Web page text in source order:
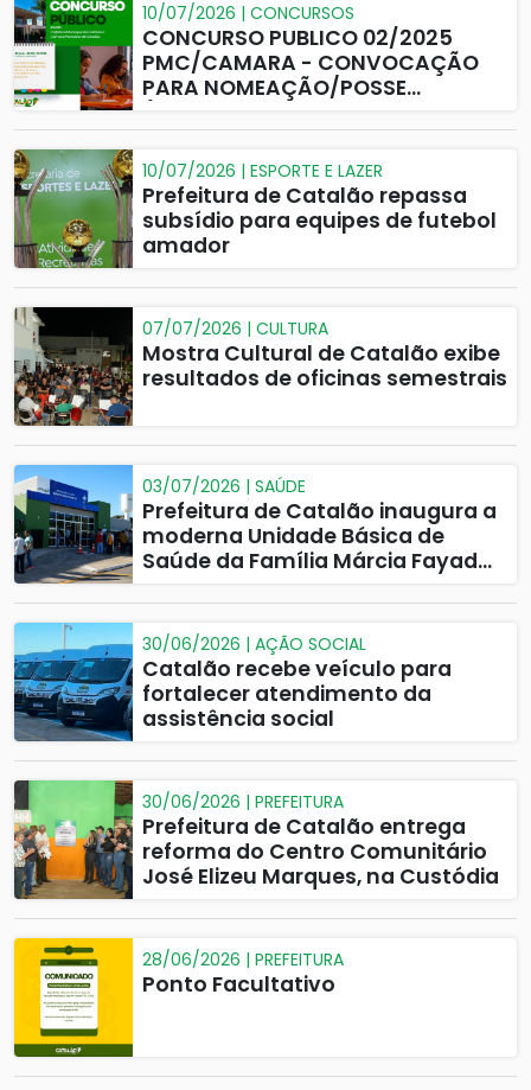
10/07/2026 | CONCURSOS
CONCURSO PUBLICO 02/2025
PMC/CAMARA - CONVOCAÇÃO
PARA NOMEAÇÃO/POSSE
CATALAO)
10/07/2026 | ESPORTE E LAZER
Prefeitura de Catalão repassa
subsídio para equipes de futebol
amador
07/07/2026 | CULTURA
Mostra Cultural de Catalão exibe
resultados de oficinas semestrais
03/07/2026 | SAÚDE
Prefeitura de Catalão inaugura a
moderna Unidade Básica de
Saúde da Família Márcia Fayad
30/06/2026 | AÇÃO SOCIAL
Catalão recebe veículo para
fortalecer atendimento da
assistência social
30/06/2026 | PREFEITURA
Prefeitura de Catalão entrega
reforma do Centro Comunitário
José Elizeu Marques, na Custódia
28/06/2026 | PREFEITURA
Ponto Facultativo